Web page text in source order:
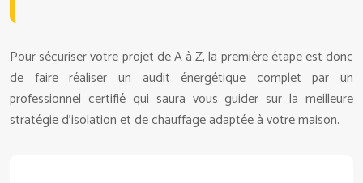
Pour sécuriser votre projet de A à Z, la première étape est donc
de faire réaliser un audit énergétique complet par un
professionnel certifié qui saura vous guider sur la meilleure
stratégie d’isolation et de chauffage adaptée à votre maison.